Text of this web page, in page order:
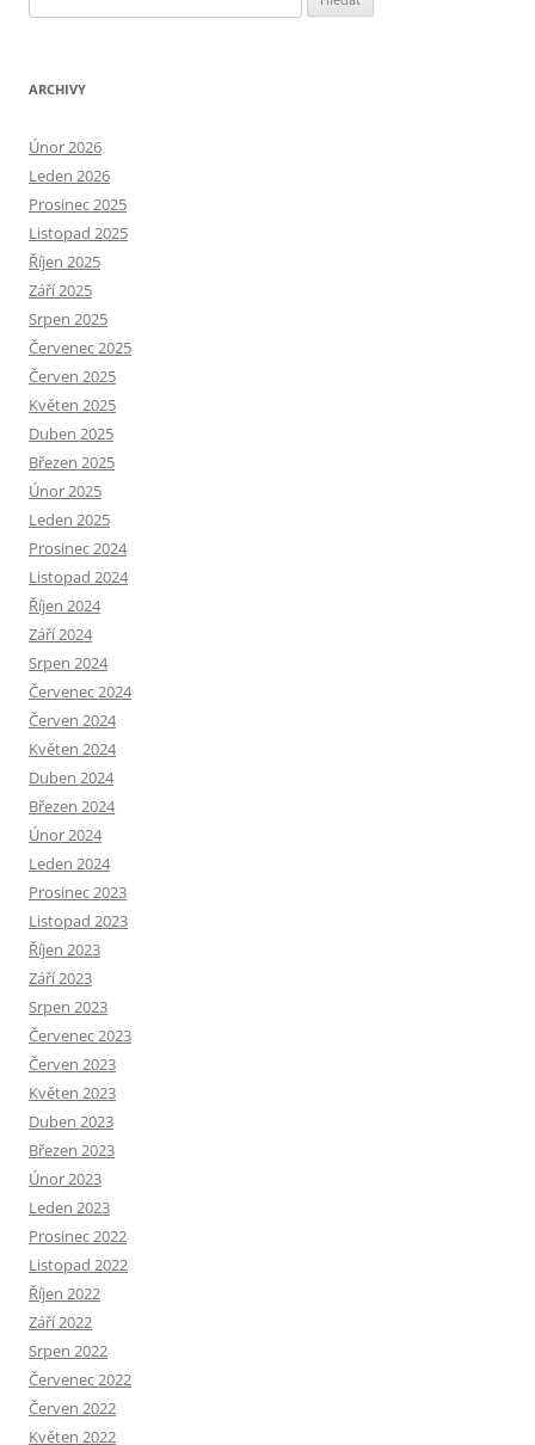
ARCHIVY
Únor 2026
Leden 2026
Prosinec 2025
Listopad 2025
Říjen 2025
Září 2025
Srpen 2025
Červenec 2025
Červen 2025
Květen 2025
Duben 2025
Březen 2025
Únor 2025
Leden 2025
Prosinec 2024
Listopad 2024
Říjen 2024
Září 2024
Srpen 2024
Červenec 2024
Červen 2024
Květen 2024
Duben 2024
Březen 2024
Únor 2024
Leden 2024
Prosinec 2023
Listopad 2023
Říjen 2023
Září 2023
Srpen 2023
Červenec 2023
Červen 2023
Květen 2023
Duben 2023
Březen 2023
Únor 2023
Leden 2023
Prosinec 2022
Listopad 2022
Říjen 2022
Září 2022
Srpen 2022
Červenec 2022
Červen 2022
Květen 2022